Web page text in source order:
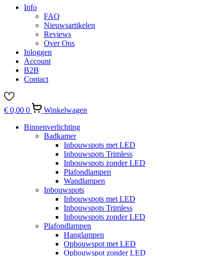
Info
FAQ
Nieuwsartikelen
Reviews
Over Ons
Inloggen
Account
B2B
Contact
€ 0,00 0
Winkelwagen
Binnenverlichting
Badkamer
Inbouwspots met LED
Inbouwspots Trimless
Inbouwspots zonder LED
Plafondlampen
Wandlampen
Inbouwspots
Inbouwspots met LED
Inbouwspots Trimless
Inbouwspots zonder LED
Plafondlampen
Hanglampen
Opbouwspot met LED
Opbouwspot zonder LED